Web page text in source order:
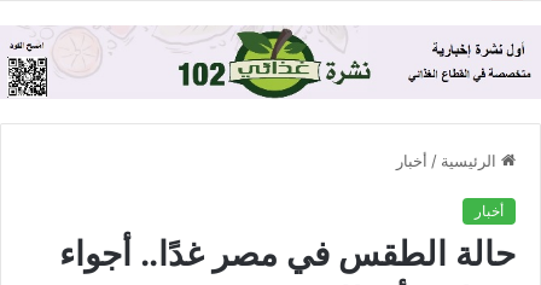
الرئيسية / أخبار
أخبار
حالة الطقس في مصر غدًا.. أجواء